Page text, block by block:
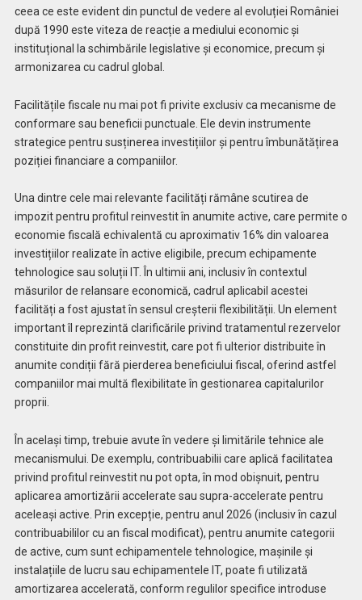
ceea ce este evident din punctul de vedere al evoluției României
după 1990 este viteza de reacție a mediului economic și
instituțional la schimbările legislative și economice, precum și
armonizarea cu cadrul global.
Facilitățile fiscale nu mai pot fi privite exclusiv ca mecanisme de
conformare sau beneficii punctuale. Ele devin instrumente
strategice pentru susținerea investițiilor și pentru îmbunătățirea
poziției financiare a companiilor.
Una dintre cele mai relevante facilități rămâne scutirea de
impozit pentru profitul reinvestit în anumite active, care permite o
economie fiscală echivalentă cu aproximativ 16% din valoarea
investițiilor realizate în active eligibile, precum echipamente
tehnologice sau soluții IT. În ultimii ani, inclusiv în contextul
măsurilor de relansare economică, cadrul aplicabil acestei
facilități a fost ajustat în sensul creșterii flexibilității. Un element
important îl reprezintă clarificările privind tratamentul rezervelor
constituite din profit reinvestit, care pot fi ulterior distribuite în
anumite condiții fără pierderea beneficiului fiscal, oferind astfel
companiilor mai multă flexibilitate în gestionarea capitalurilor
proprii.
În același timp, trebuie avute în vedere și limitările tehnice ale
mecanismului. De exemplu, contribuabilii care aplică facilitatea
privind profitul reinvestit nu pot opta, în mod obișnuit, pentru
aplicarea amortizării accelerate sau supra-accelerate pentru
aceleași active. Prin excepție, pentru anul 2026 (inclusiv în cazul
contribuabililor cu an fiscal modificat), pentru anumite categorii
de active, cum sunt echipamentele tehnologice, mașinile și
instalațiile de lucru sau echipamentele IT, poate fi utilizată
amortizarea accelerată, conform regulilor specifice introduse